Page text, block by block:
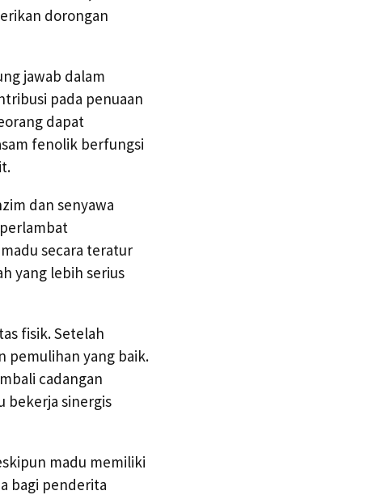
dorongan
jawab dalam
pada penuaan
dapat
fenolik berfungsi
dan senyawa
secara teratur
yang lebih serius
fisik. Setelah
pemulihan yang baik.
cadangan
bekerja sinergis
madu memiliki
bagi penderita